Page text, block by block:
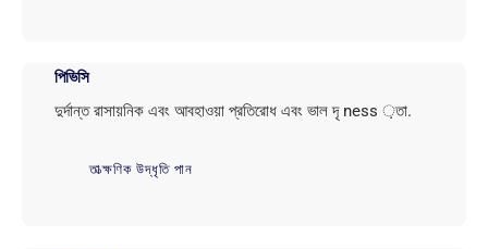
পিভিসি
দুর্দান্ত রাসায়নিক এবং আবহাওয়া প্রতিরোধ এবং ভাল দৃ ness ়তা.
তাত্ক্ষণিক উদ্ধৃতি পান